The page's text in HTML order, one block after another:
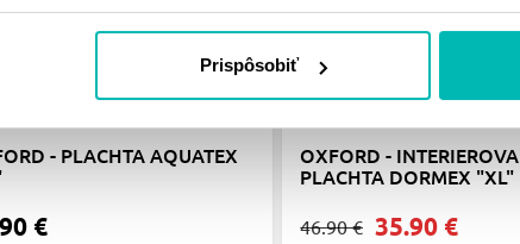
Prispôsobiť
- PLACHTA AQUATEX
€
OXFORD - INTERIEROVA
PLACHTA DORMEX "XL"
46.90 € 35.90 €